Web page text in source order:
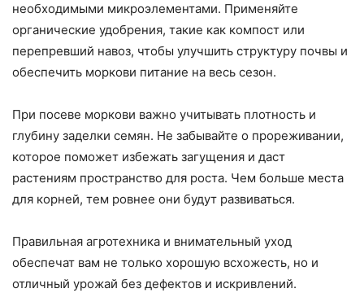
необходимыми микроэлементами. Применяйте
органические удобрения, такие как компост или
перепревший навоз, чтобы улучшить структуру почвы и
обеспечить моркови питание на весь сезон.
При посеве моркови важно учитывать плотность и
глубину заделки семян. Не забывайте о прореживании,
которое поможет избежать загущения и даст
растениям пространство для роста. Чем больше места
для корней, тем ровнее они будут развиваться.
Правильная агротехника и внимательный уход
обеспечат вам не только хорошую всхожесть, но и
отличный урожай без дефектов и искривлений.